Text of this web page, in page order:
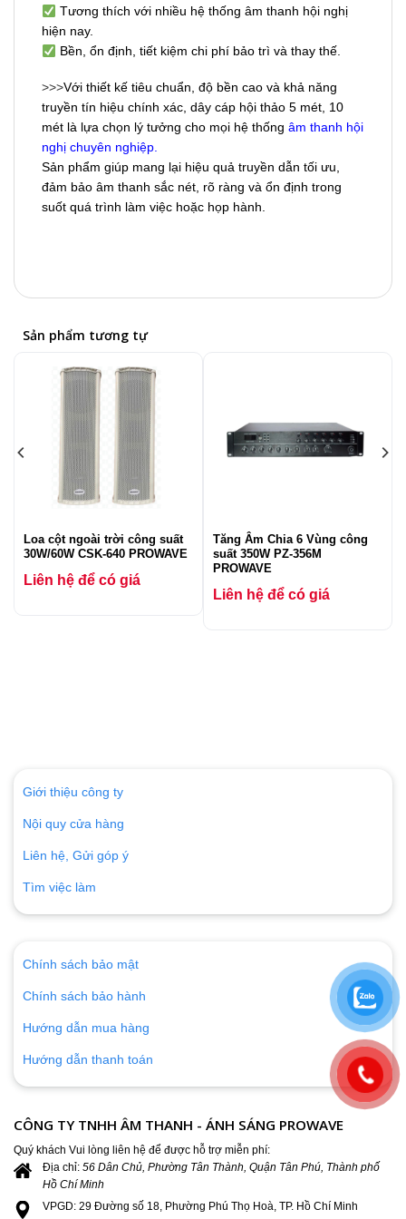
Tương thích với nhiều hệ thống âm thanh hội nghị
hiện nay.
Bền, ổn định, tiết kiệm chi phí bảo trì và thay thế.
>>>Với thiết kế tiêu chuẩn, độ bền cao và khả năng
truyền tín hiệu chính xác, dây cáp hội thảo 5 mét, 10
mét là lựa chọn lý tưởng cho mọi hệ thống âm thanh hội
nghị chuyên nghiệp.
Sản phẩm giúp mang lại hiệu quả truyền dẫn tối ưu,
đảm bảo âm thanh sắc nét, rõ ràng và ổn định trong
suốt quá trình làm việc hoặc họp hành.
Sản phẩm tương tự
Loa cột ngoài trời công suất
30W/60W CSK-640 PROWAVE
Liên hệ để có giá
Tăng Âm Chia 6 Vùng công
suất 350W PZ-356M
PROWAVE
Liên hệ để có giá
Giới thiệu công ty
Nội quy cửa hàng
Liên hệ, Gửi góp ý
Tìm việc làm
Chính sách bảo mật
Chính sách bảo hành
Hướng dẫn mua hàng
Hướng dẫn thanh toán
CÔNG TY TNHH ÂM THANH - ÁNH SÁNG PROWAVE
Quý khách Vui lòng liên hệ để được hỗ trợ miễn phí:
Địa chỉ: 56 Dân Chủ, Phường Tân Thành, Quận Tân Phú, Thành phố
Hồ Chí Minh
VPGD: 29 Đường số 18, Phường Phú Thọ Hoà, TP. Hồ Chí Minh